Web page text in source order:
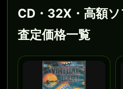
CD・32X・高額
査定価格一覧